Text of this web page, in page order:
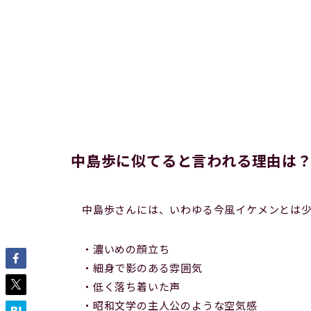
中島歩に似てると言われる理由は？
中島歩さんには、いわゆる今風イケメンとは
・濃いめの顔立ち
・細身で影のある雰囲気
・低く落ち着いた声
・昭和文学の主人公のような空気感